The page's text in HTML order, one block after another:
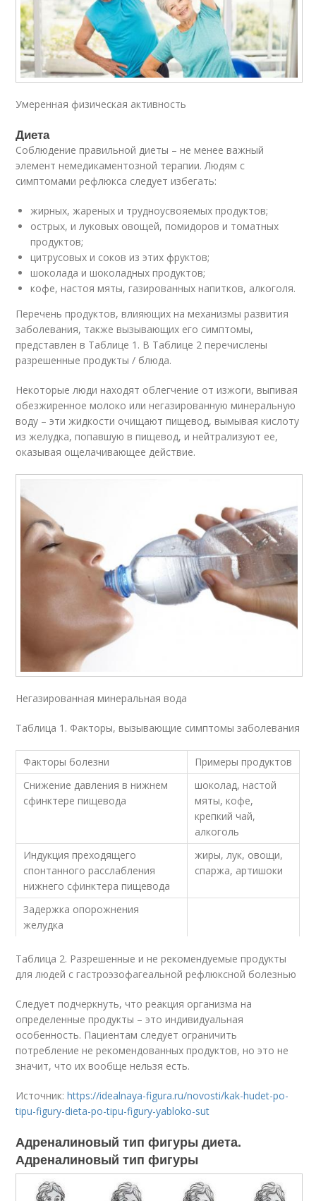
Умеренная физическая активность
Диета
Соблюдение правильной диеты – не менее важный
элемент немедикаментозной терапии. Людям с
симптомами рефлюкса следует избегать:
жирных, жареных и трудноусвояемых продуктов;
острых, и луковых овощей, помидоров и томатных
продуктов;
цитрусовых и соков из этих фруктов;
шоколада и шоколадных продуктов;
кофе, настоя мяты, газированных напитков, алкоголя.
Перечень продуктов, влияющих на механизмы развития
заболевания, также вызывающих его симптомы,
представлен в Таблице 1. В Таблице 2 перечислены
разрешенные продукты / блюда.
Некоторые люди находят облегчение от изжоги, выпивая
обезжиренное молоко или негазированную минеральную
воду – эти жидкости очищают пищевод, вымывая кислоту
из желудка, попавшую в пищевод, и нейтрализуют ее,
оказывая ощелачивающее действие.
Негазированная минеральная вода
Таблица 1. Факторы, вызывающие симптомы заболевания
Факторы болезни
Примеры продуктов
Снижение давления в нижнем
сфинктере пищевода
шоколад, настой
мяты, кофе,
крепкий чай,
алкоголь
Индукция преходящего
спонтанного расслабления
нижнего сфинктера пищевода
жиры, лук, овощи,
спаржа, артишоки
Задержка опорожнения
желудка
Таблица 2. Разрешенные и не рекомендуемые продукты
для людей с гастроэзофагеальной рефлюксной болезнью
Следует подчеркнуть, что реакция организма на
определенные продукты – это индивидуальная
особенность. Пациентам следует ограничить
потребление не рекомендованных продуктов, но это не
значит, что их вообще нельзя есть.
Источник:https://idealnaya-figura.ru/novosti/kak-hudet-po-
tipu-figury-dieta-po-tipu-figury-yabloko-sut
Адреналиновый тип фигуры диета.
Адреналиновый тип фигуры